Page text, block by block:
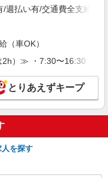
看護師 月給 24万9,000円
フリーケアセンター四日
詳細を見る
払い有/交通費全支給(ガ
（車OK）
2h）≫ ・7:30〜16:30 ・
とりあえずキープ
人を探す